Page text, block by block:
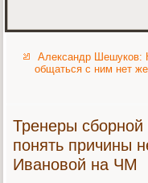
Александр Шешуков:
общаться с ним нет
Тренеры сборной
понять причины
Ивановой на ЧМ